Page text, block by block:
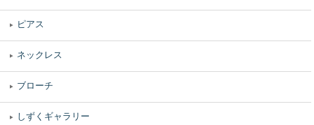
ピアス
ネックレス
ブローチ
しずくギャラリー